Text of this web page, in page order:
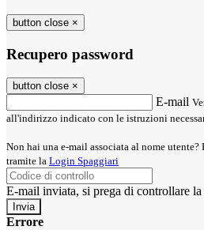
button close ×
Recupero password
button close ×
E-mail
all'indirizzo indicato con le istruzioni
Non hai una e-mail associata al nome
tramite la Login Spaggiari
E-mail inviata, si prega di controllare
Errore